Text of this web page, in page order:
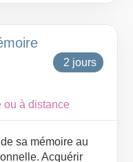
2 jours
ou à distance
sa mémoire au
Acquérir